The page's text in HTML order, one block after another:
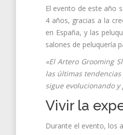
El evento de este año
4 años, gracias a la
en España, y las
salones de peluquería
«El Artero Grooming
las últimas
sigue evolucionando
Vivir la
Durante el evento, los